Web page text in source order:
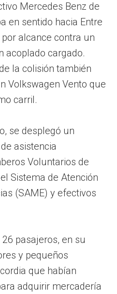
Mercedes Benz de
en sentido hacia Entre
alcance contra un
acoplado cargado.
la colisión también
Volkswagen Vento que
carril.
se desplegó un
asistencia
Voluntarios de
Sistema de Atención
(SAME) y efectivos
pasajeros, en su
y pequeños
que habían
adquirir mercadería